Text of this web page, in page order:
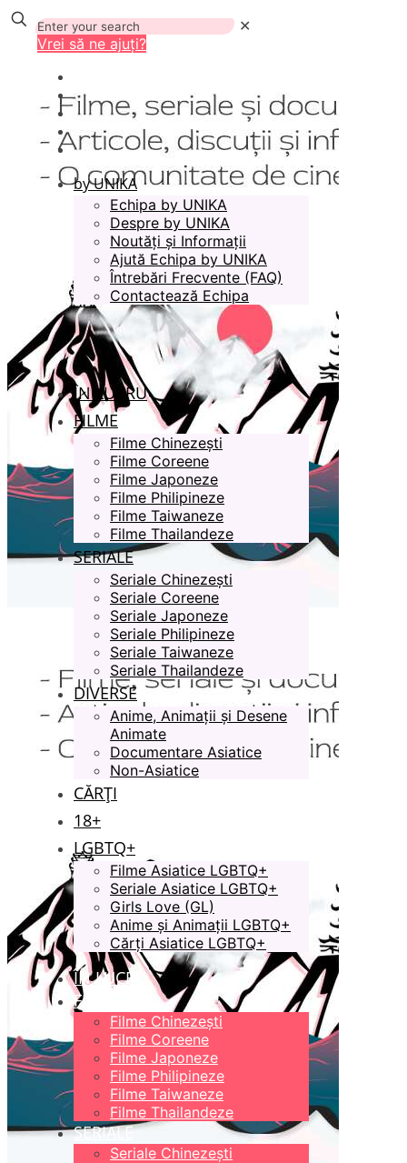
✕
Vrei să ne ajuți?
by UNIKA
Echipa by UNIKA
Despre by UNIKA
Noutăți și Informații
Ajută Echipa by UNIKA
Întrebări Frecvente (FAQ)
Contactează Echipa
ÎN LUCRU
FILME
Filme Chinezești
Filme Coreene
Filme Japoneze
Filme Philipineze
Filme Taiwaneze
Filme Thailandeze
SERIALE
Seriale Chinezești
Seriale Coreene
Seriale Japoneze
Seriale Philipineze
Seriale Taiwaneze
Seriale Thailandeze
DIVERSE
Anime, Animații și Desene
Animate
Documentare Asiatice
Non-Asiatice
CĂRȚI
18+
LGBTQ+
Filme Asiatice LGBTQ+
Seriale Asiatice LGBTQ+
Girls Love (GL)
Anime și Animații LGBTQ+
Cărți Asiatice LGBTQ+
ÎN LUCRU
FILME
Filme Chinezești
Filme Coreene
Filme Japoneze
Filme Philipineze
Filme Taiwaneze
Filme Thailandeze
SERIALE
Seriale Chinezești